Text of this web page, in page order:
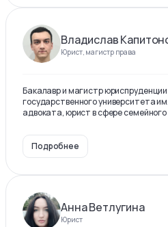
Владислав
Юрист, магистр права
Бакалавр и магистр
государственного университета
адвоката, юрист в сфере
Подробнее
Анна Ветлугина
Юрист